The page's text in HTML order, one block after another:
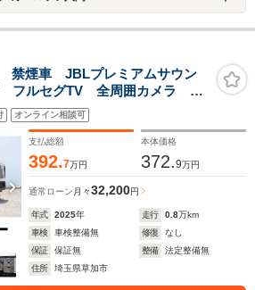
煙車 JBLプレミアムサウン
フルセグTV 全周囲カメラ 電
ト シートエアコン デジタル
クルーズコントロール
オンライン相談可
支払総額
392.7万円
本体価格
372.9万円
通常ローン 月々32,200円
年式 2025年 走行 0.8万km
車検
車検整備無 修復
なし
保証
保証無 整備
法定整備無
住所
埼玉県草加市